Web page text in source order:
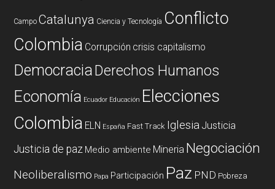
Campo Catalunya Ciencia y Tecnología Conflicto
Colombia Corrupción crisis capitalismo
DemocraciaDerechos Humanos
Economía Ecuador Educación Elecciones
Colombia ELN España Fast Track Iglesia Justicia
Justicia de paz Medio ambiente Mineria Negociación
Neoliberalismo Papa Participación Paz PND Pobreza